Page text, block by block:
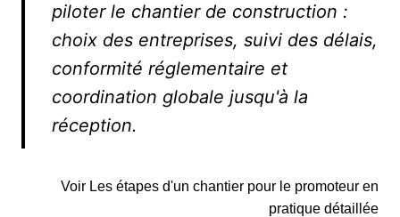
piloter le chantier de construction :
choix des entreprises, suivi des délais,
conformité réglementaire et
coordination globale jusqu'à la
réception.
Voir Les étapes d'un chantier pour le promoteur en
pratique détaillée